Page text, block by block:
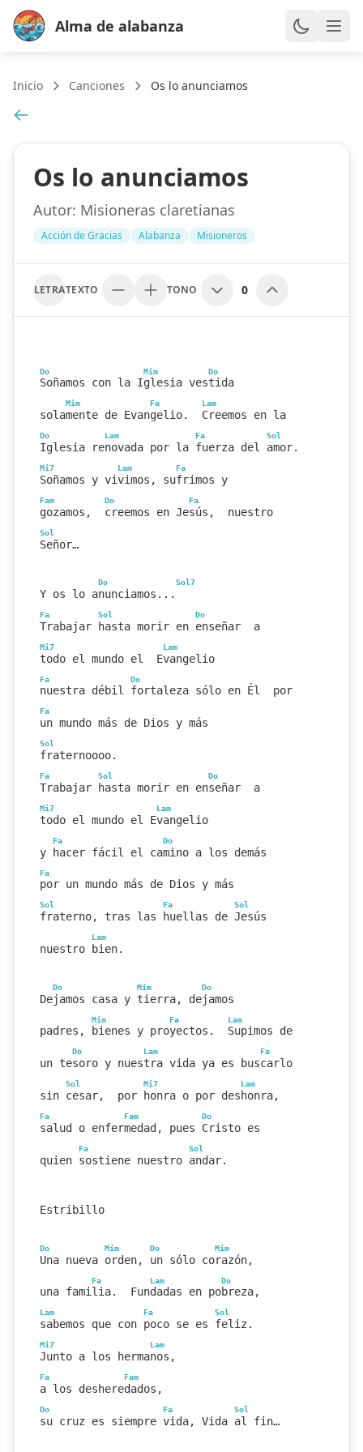
Alma de alabanza
Inicio Canciones Os lo anunciamos
Os lo anunciamos
Autor: Misioneras claretianas
Acción de Gracias Alabanza Misioneros
LETRATEXTO TONO 0
Do Mim Do
Soñamos con la Iglesia vestida
Mim Fa Lam
solamente de Evangelio.  Creemos en la
Do Lam Fa Sol
Iglesia renovada por la fuerza del amor.
Mi7 Lam Fa
Soñamos y vivimos, sufrimos y
Fam Do Fa
gozamos,  creemos en Jesús,  nuestro
Sol
Señor…
Do Sol7
Y os lo anunciamos...
Fa Sol Do
Trabajar hasta morir en enseñar  a
Mi7 Lam
todo el mundo el  Evangelio
Fa Do
nuestra débil fortaleza sólo en Él  por
Fa
un mundo más de Dios y más
Sol
fraternoooo.
Fa Sol Do
Trabajar hasta morir en enseñar  a
Mi7 Lam
todo el mundo el Evangelio
Fa Do
y hacer fácil el camino a los demás
Fa
por un mundo más de Dios y más
Sol Fa Sol
fraterno, tras las huellas de Jesús
Lam
nuestro bien.
Do Mim Do
Dejamos casa y tierra, dejamos
Mim Fa Lam
padres, bienes y proyectos.  Supimos de
Do Lam Fa
un tesoro y nuestra vida ya es buscarlo
Sol Mi7 Lam
sin cesar,  por honra o por deshonra,
Fa Fam Do
salud o enfermedad, pues Cristo es
Fa Sol
quien sostiene nuestro andar.
Estribillo
Do Mim Do Mim
Una nueva orden, un sólo corazón,
Fa Lam Do
una familia.  Fundadas en pobreza,
Lam Fa Sol
sabemos que con poco se es feliz.
Mi7 Lam
Junto a los hermanos,
Fa Fam
a los desheredados,
Do Fa Sol
su cruz es siempre vida, Vida al fin…